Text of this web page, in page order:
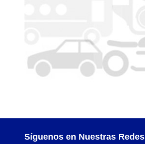
Síguenos en Nuestras Redes